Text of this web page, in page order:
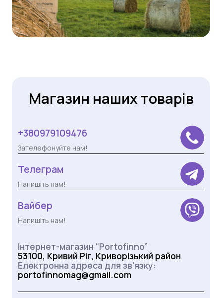
Магазин наших товарів
+380979109476
Зателефонуйте нам!
Телеграм
Напишіть нам!
Вайбер
Напишіть нам!
Інтернет-магазин “Portofinno”
53100, Кривий Ріг, Криворізький район
Електронна адреса для зв’язку:
portofinnomag@gmail.com